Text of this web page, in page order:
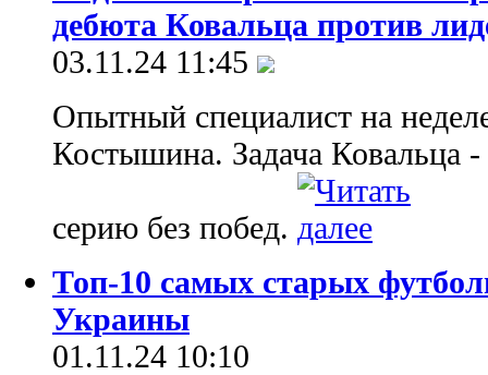
дебюта Ковальца против
03.11.24 11:45
Опытный специалист на
Костышина. Задача Ковальца -
серию без побед.
Топ-10 самых старых
Украины
01.11.24 10:10